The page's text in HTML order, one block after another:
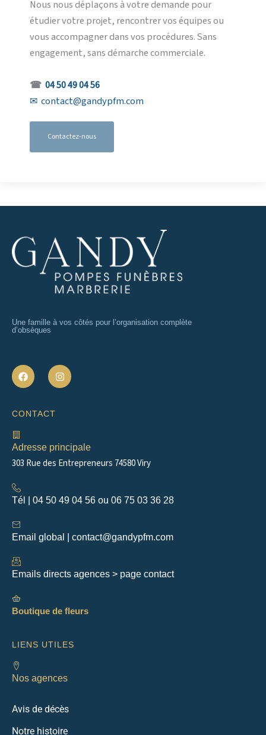
Nous nous déplaçons à votre demande pour
étudier votre projet, rencontrer vos équipes ou
vous accompagner dans vos procédures. Sans
engagement, sans démarche commerciale.
☎ 04 50 49 04 56
✉ contact@gandypfm.com
Contactez-nous
Une famille à vos côtés pour l’organisation complète
d’obsèques
F
a
c
b
o
I
n
s
m
CONTACT
Adresse principale
303 Rue des Entrepreneurs 74580 Viry
Tél | 04 50 49 04 56 ou 06 75 03 36 28
Email global | contact@gandypfm.com
Emails directs agences > page contact
Boutique de fleurs
LIENS UTILES
Nos agences
Avis de décès
Notre histoire